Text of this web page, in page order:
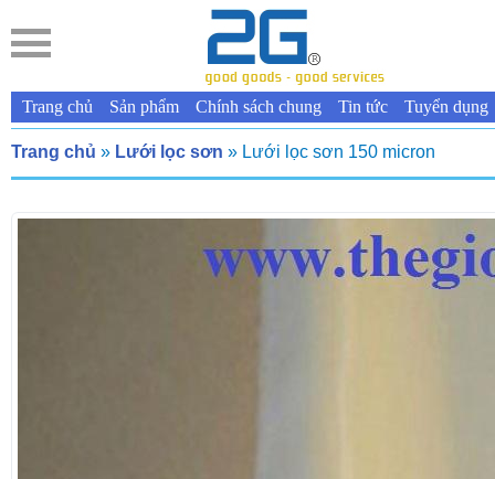
Trang chủ Sản phẩm Chính sách chung Tin tức Tuyển dụng
Trang chủ » Lưới lọc sơn » Lưới lọc sơn 150 micron